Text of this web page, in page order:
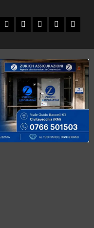
FacebookInstagram
YouTubeTwitterEmail